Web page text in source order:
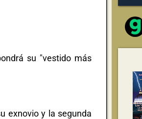
su "vestido más
exnovio y la segunda